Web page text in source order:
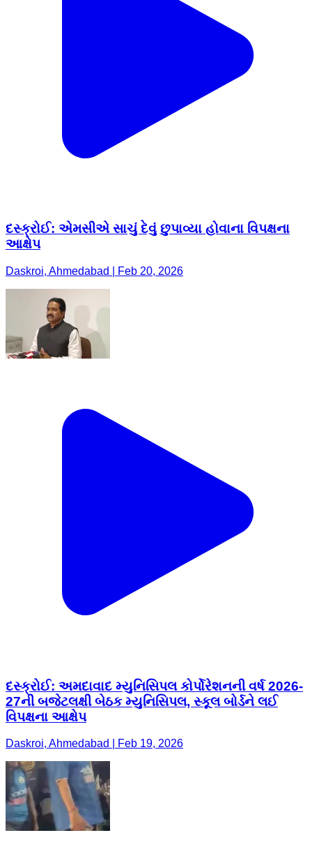
દસ્ક્રોઈ: એમસીએ સાચું દેવું છુપાવ્યા હોવાના વિપક્ષના
આક્ષેપ
Daskroi, Ahmedabad | Feb 20, 2026
દસ્ક્રોઈ: અમદાવાદ મ્યુનિસિપલ કોર્પોરેશનની વર્ષ 2026-
27ની બજેટલક્ષી બેઠક મ્યુનિસિપલ, સ્કૂલ બોર્ડને લઈ
વિપક્ષના આક્ષેપ
Daskroi, Ahmedabad | Feb 19, 2026